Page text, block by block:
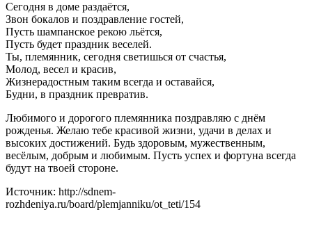
Сегодня в доме раздаётся,
Звон бокалов и поздравление гостей,
Пусть шампанское рекою льётся,
Пусть будет праздник веселей.
Ты, племянник, сегодня светишься от счастья,
Молод, весел и красив,
Жизнерадостным таким всегда и оставайся,
Будни, в праздник превратив.
Любимого и дорогого племянника поздравляю с днём
рожденья. Желаю тебе красивой жизни, удачи в делах и
высоких достижений. Будь здоровым, мужественным,
весёлым, добрым и любимым. Пусть успех и фортуна всегда
будут на твоей стороне.
Источник: http://sdnem-
rozhdeniya.ru/board/plemjanniku/ot_teti/154